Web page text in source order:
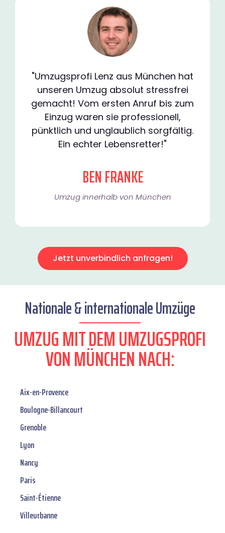
"Umzugsprofi Lenz aus München hat
unseren Umzug absolut stressfrei
gemacht! Vom ersten Anruf bis zum
Einzug waren sie professionell,
pünktlich und unglaublich sorgfältig.
Ein echter Lebensretter!"
BEN FRANKE
Umzug innerhalb von München​
Jetzt unverbindlich anfragen!
Nationale & internationale Umzüge
UMZUG MIT DEM UMZUGSPROFI
VON MÜNCHEN NACH:
Aix-en-Provence
Boulogne-Billancourt
Grenoble
Lyon
Nancy
Paris
Saint-Étienne
Villeurbanne